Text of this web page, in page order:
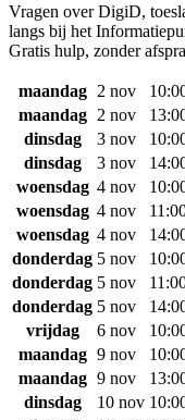
Vragen over DigiD,
langs bij het
Gratis hulp, zonder
maandag 2 nov
maandag
2 nov
dinsdag
3 nov
dinsdag
3 nov
woensdag 4 nov
woensdag 4 nov
woensdag 4 nov
donderdag 5 nov
donderdag 5 nov
donderdag 5 nov
vrijdag
6 nov
maandag 9 nov
maandag 9 nov
dinsdag
10 nov